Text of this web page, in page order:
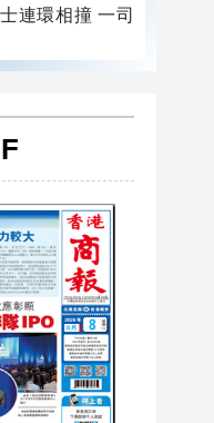
連環相撞 一司